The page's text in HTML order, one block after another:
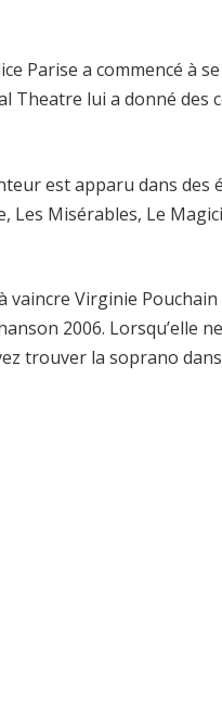
Parise a commencé à
Theatre lui a donné des
est apparu dans des
Misérables, Le
vaincre Virginie
2006. Lorsqu’elle
trouver la soprano